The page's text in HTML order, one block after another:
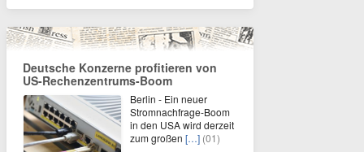
Deutsche Konzerne profitieren von
US-Rechenzentrums-Boom
Berlin - Ein neuer
Stromnachfrage-Boom
in den USA wird derzeit
zum großen […] (01)